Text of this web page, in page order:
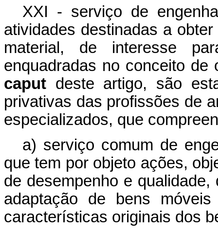
XXI - serviço de
atividades destinadas a
material, de interesse
enquadradas no conceito
caput deste artigo, são
privativas das profissões de
especializados, que
a) serviço comum de
que tem por objeto ações,
de desempenho e
adaptação de bens
características originais dos